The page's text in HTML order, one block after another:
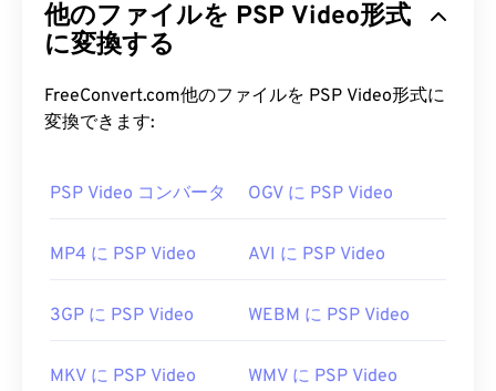
他のファイルを PSP Video形式
に変換する
FreeConvert.com他のファイルを PSP Video形式に
変換できます:
PSP Video コンバータ OGV に PSP Video
MP4 に PSP Video AVI に PSP Video
3GP に PSP Video WEBM に PSP Video
MKV に PSP Video WMV に PSP Video